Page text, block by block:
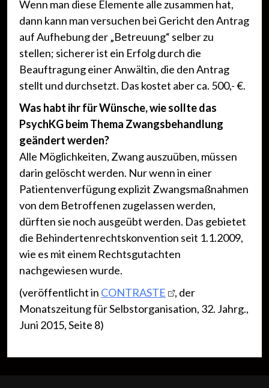
Wenn man diese Elemente alle zusammen hat,
dann kann man versuchen bei Gericht den Antrag
auf Aufhebung der „Betreuung“ selber zu
stellen; sicherer ist ein Erfolg durch die
Beauftragung einer Anwältin, die den Antrag
stellt und durchsetzt. Das kostet aber ca. 500,- €.
Was habt ihr für Wünsche, wie sollte das
PsychKG beim Thema Zwangsbehandlung
geändert werden?
Alle Möglichkeiten, Zwang auszuüben, müssen
darin gelöscht werden. Nur wenn in einer
Patientenverfügung explizit Zwangsmaßnahmen
von dem Betroffenen zugelassen werden,
dürften sie noch ausgeübt werden. Das gebietet
die Behindertenrechtskonvention seit 1.1.2009,
wie es mit einem Rechtsgutachten
nachgewiesen wurde.
(veröffentlicht in CONTRASTE
, der
Monatszeitung für Selbstorganisation, 32. Jahrg.,
Juni 2015, Seite 8)